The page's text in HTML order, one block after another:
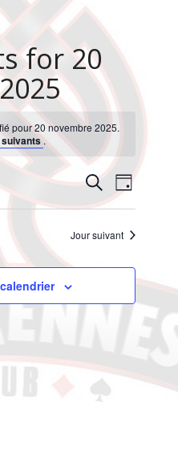
for 20
pour 20 novembre 2025.
suivants.
Recherche
navigation
de
Évènements
Recherche
de
vues
Jour
Jour suivant